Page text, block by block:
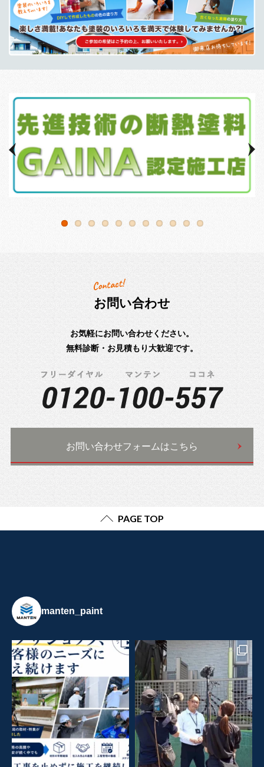
お問い合わせ
お気軽にお問い合わせください。
無料診断・お見積もり大歓迎です。
お問い合わせフォームはこちら
PAGE TOP
manten_paint